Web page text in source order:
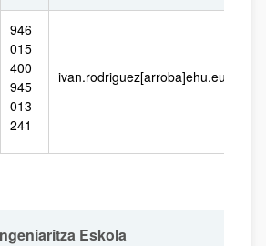
946
015
400
945
013
241
ivan.rodriguez[arroba]ehu.eus
Eskola